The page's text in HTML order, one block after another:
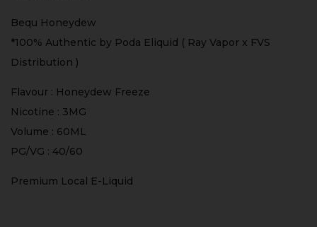
Bequ Honeydew
*100% Authentic by Poda Eliquid ( Ray Vapor x FVS
Distribution )
Flavour : Honeydew Freeze
Nicotine : 3MG
Volume : 60ML
PG/VG : 40/60
Premium Local E-Liquid